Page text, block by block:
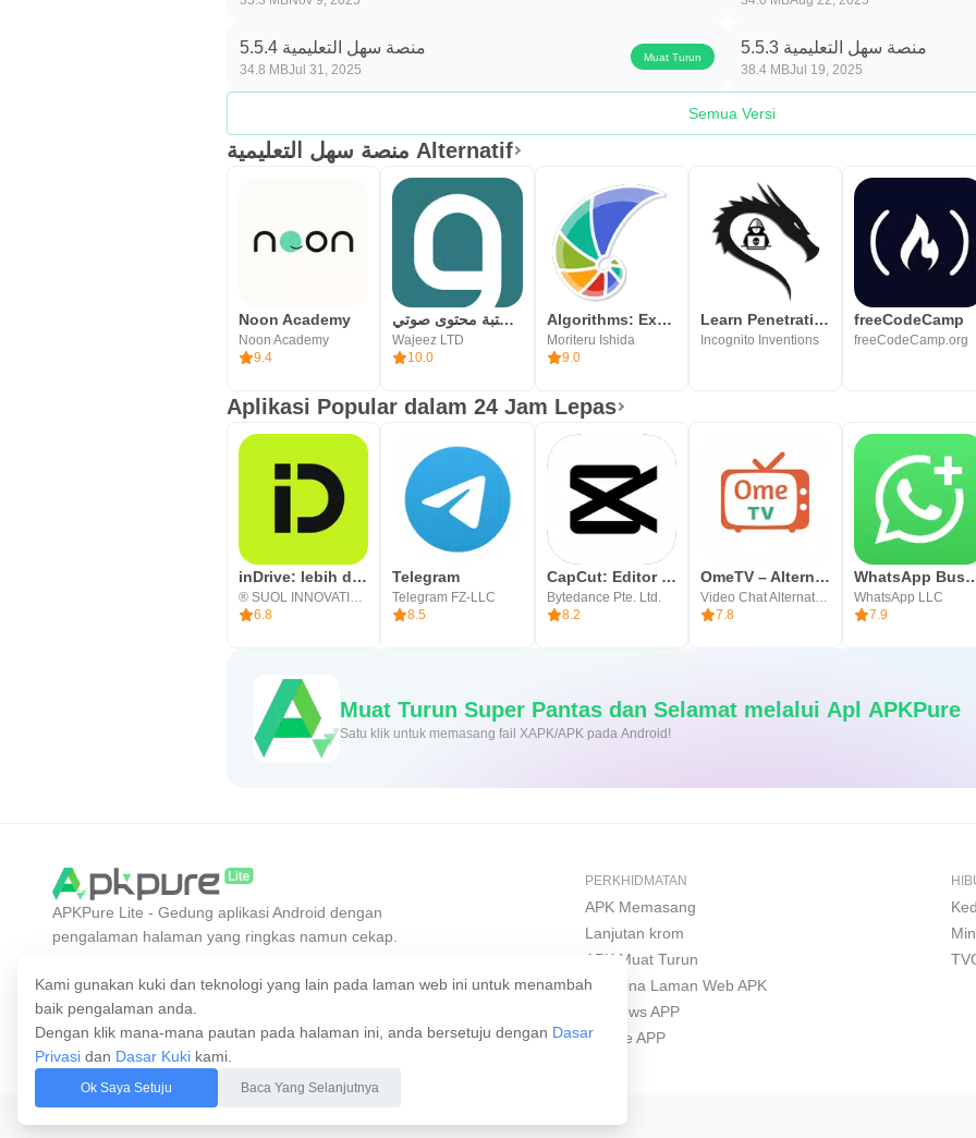
منصة سهل التعليمية 5.5.4
34.8 MBJul 31, 2025
Muat Turun منصة سهل التعليمية 5.5.3
38.4 MBJul 19, 2025
Semua Versi
منصة سهل التعليمية Alternatif
Noon Academy
Noon Academy
9.4
وجيز: أكبر مكتبة محتوى صوتي
Wajeez LTD
10.0
Algorithms: Explained and Anim
Moriteru Ishida
9.0
Learn Penetration Testing
Incognito Inventions
freeCodeCamp
freeCodeCamp.org
Aplikasi Popular dalam 24 Jam Lepas
inDrive: lebih dari taksi
6.8
Telegram
Telegram FZ-LLC
8.5
CapCut: Editor Foto & Video
Bytedance Pte. Ltd.
8.2
OmeTV – Alternatif bual video
Video Chat Alternative
7.8
WhatsApp LLC
7.9
Muat Turun Super Pantas dan Selamat melalui Apl APKPure
Satu klik untuk memasang fail XAPK/APK pada Android!
Kami gunakan kuki dan teknologi yang lain pada laman web ini untuk menambah
baik pengalaman anda.
Dengan klik mana-mana pautan pada halaman ini, anda bersetuju dengan Dasar
Privasi dan Dasar Kuki kami.
Ok Saya Setuju Baca Yang Selanjutnya
APKPure Lite - Gedung aplikasi Android dengan
pengalaman halaman yang ringkas namun cekap.
mudah, pantas dan selamat.
PERKHIDMATAN
APK Memasang
Lanjutan krom
APK Muat Turun
Pembina Laman Web APK
Windows APP
iPhone APP